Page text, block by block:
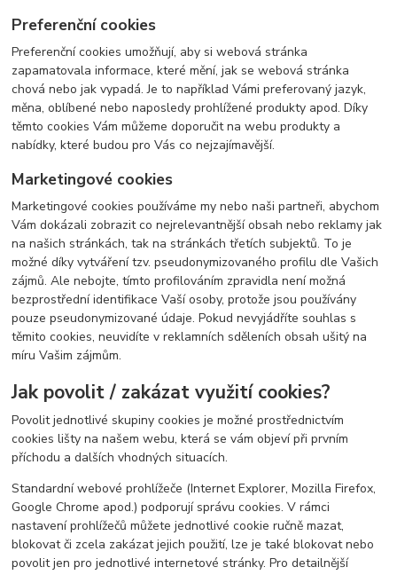
Preferenční cookies
Preferenční cookies umožňují, aby si webová stránka
zapamatovala informace, které mění, jak se webová stránka
chová nebo jak vypadá. Je to například Vámi preferovaný jazyk,
měna, oblíbené nebo naposledy prohlížené produkty apod. Díky
těmto cookies Vám můžeme doporučit na webu produkty a
nabídky, které budou pro Vás co nejzajímavější.
Marketingové cookies
Marketingové cookies používáme my nebo naši partneři, abychom
Vám dokázali zobrazit co nejrelevantnější obsah nebo reklamy jak
na našich stránkách, tak na stránkách třetích subjektů. To je
možné díky vytváření tzv. pseudonymizovaného profilu dle Vašich
zájmů. Ale nebojte, tímto profilováním zpravidla není možná
bezprostřední identifikace Vaší osoby, protože jsou používány
pouze pseudonymizované údaje. Pokud nevyjádříte souhlas s
těmito cookies, neuvidíte v reklamních sděleních obsah ušitý na
míru Vašim zájmům.
Jak povolit / zakázat využití cookies?
Povolit jednotlivé skupiny cookies je možné prostřednictvím
cookies lišty na našem webu, která se vám objeví při prvním
příchodu a dalších vhodných situacích.
Standardní webové prohlížeče (Internet Explorer, Mozilla Firefox,
Google Chrome apod.) podporují správu cookies. V rámci
nastavení prohlížečů můžete jednotlivé cookie ručně mazat,
blokovat či zcela zakázat jejich použití, lze je také blokovat nebo
povolit jen pro jednotlivé internetové stránky. Pro detailnější